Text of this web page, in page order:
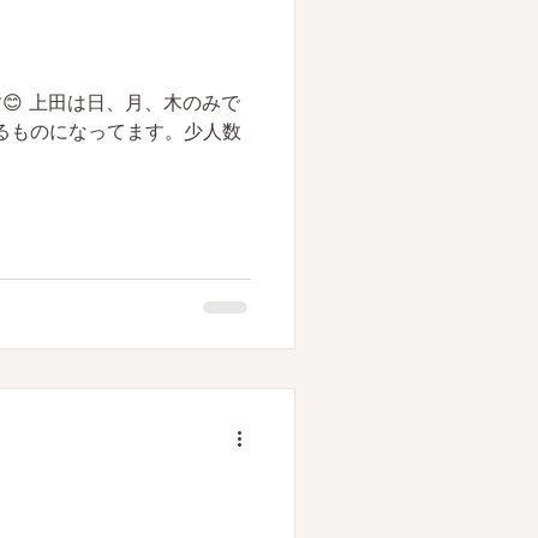
上田は日、月、木のみで
ものになってます。少人数